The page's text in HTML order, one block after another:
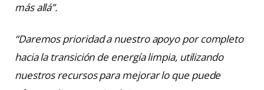
más allá”.
“Daremos prioridad a nuestro apoyo por completo
hacia la transición de energía limpia, utilizando
nuestros recursos para mejorar lo que puede